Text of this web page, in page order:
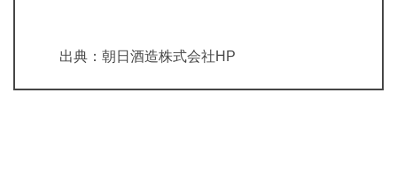
出典：朝日酒造株式会社HP